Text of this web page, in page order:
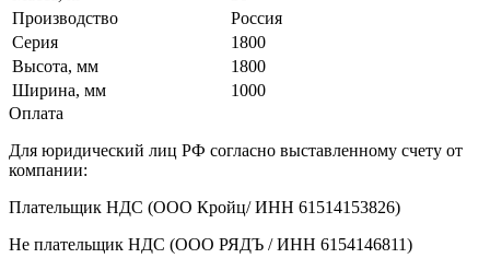
Производство
Россия
Серия
1800
Высота, мм
1800
Ширина, мм
1000
Оплата
Для юридический лиц РФ согласно выставленному счету от
компании:
Плательщик НДС (ООО Кройц/ ИНН 61514153826)
Не плательщик НДС (ООО РЯДЪ / ИНН 6154146811)